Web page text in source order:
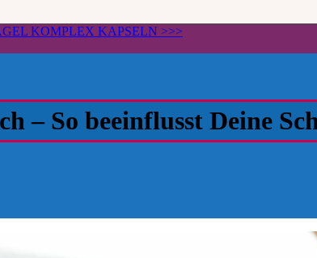
KOMPLEX KAPSELN >>>
– So beeinflusst Deine